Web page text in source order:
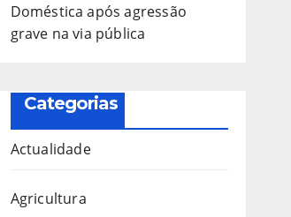
Doméstica após agressão
grave na via pública
Categorias
Actualidade
Agricultura